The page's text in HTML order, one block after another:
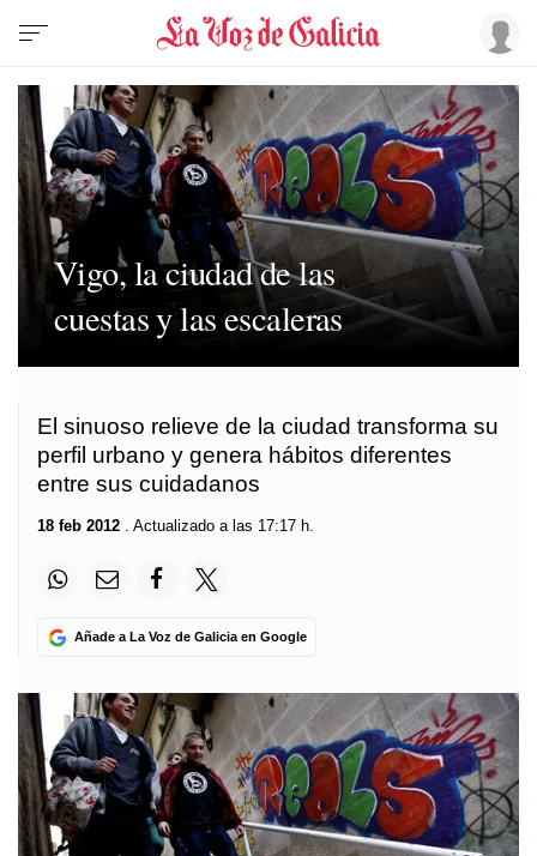
Vigo, la ciudad de las
cuestas y las escaleras
El sinuoso relieve de la ciudad transforma su
perfil urbano y genera hábitos diferentes
entre sus cuidadanos
18 feb 2012 . Actualizado a las 17:17 h.
Añade a La Voz de Galicia en Google